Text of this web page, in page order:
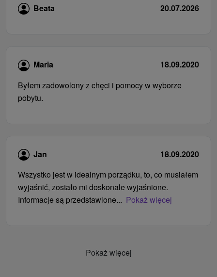
Beata 20.07.2026
Maria
18.09.2020
Byłem zadowolony z chęci i pomocy w wyborze
pobytu.
Jan
18.09.2020
Wszystko jest w idealnym porządku, to, co musiałem
wyjaśnić, zostało mi doskonale wyjaśnione.
Informacje są przedstawione... Pokaż więcej
Pokaż więcej